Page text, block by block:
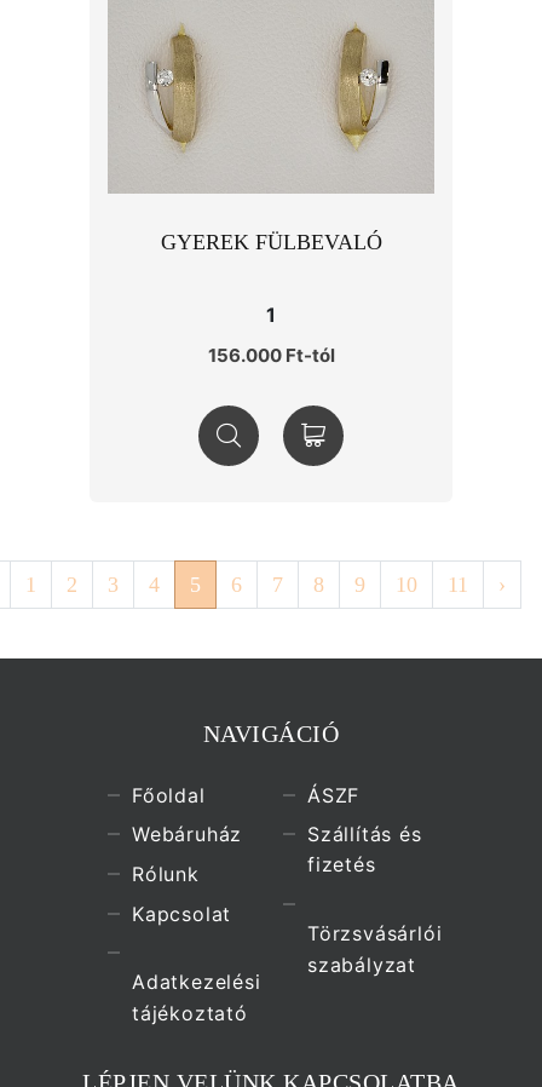
GYEREK FÜLBEVALÓ
1
156.000 Ft-tól
1 2 3 4 5 6 7 8 9 10 11 ›
NAVIGÁCIÓ
Főoldal
Webáruház
Rólunk
Kapcsolat
Adatkezelési
tájékoztató
ÁSZF
Szállítás és
fizetés
Törzsvásárlói
szabályzat